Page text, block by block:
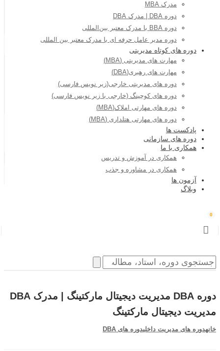
مدرک MBA
دوره DBA | مدرک DBA
دوره BBA با مدرک معتبر بین‌المللی
دوره مدیر عامل حرفه ای با مدرک معتبر بین المللی
دوره های کوتاه مدیریتی
مهارت های مدیریتی (MBA)
مهارت های رهبری(DBA)
دوره های مدیریتی خارجی(زیر نویس فارسی)
دوره های کوچینگ (خارجی با زیر نویس فارسی)
دوره های مهارتی املاک(MBA)
دوره های مهارتی هتلداری (MBA)
پادکست ها
دوره های سازمانی
همکاری با ما
همکاری در آموزش و تدریس
همکاری در مشاوره و جذب
آزمون ها
وبلاگ
0
دوره DBA مدیریت دیجیتال مارکتینگ | مدرک DBA
مدیریت دیجیتال مارکتینگ
خانهدوره های مدیریت داخلیدوره های DBA